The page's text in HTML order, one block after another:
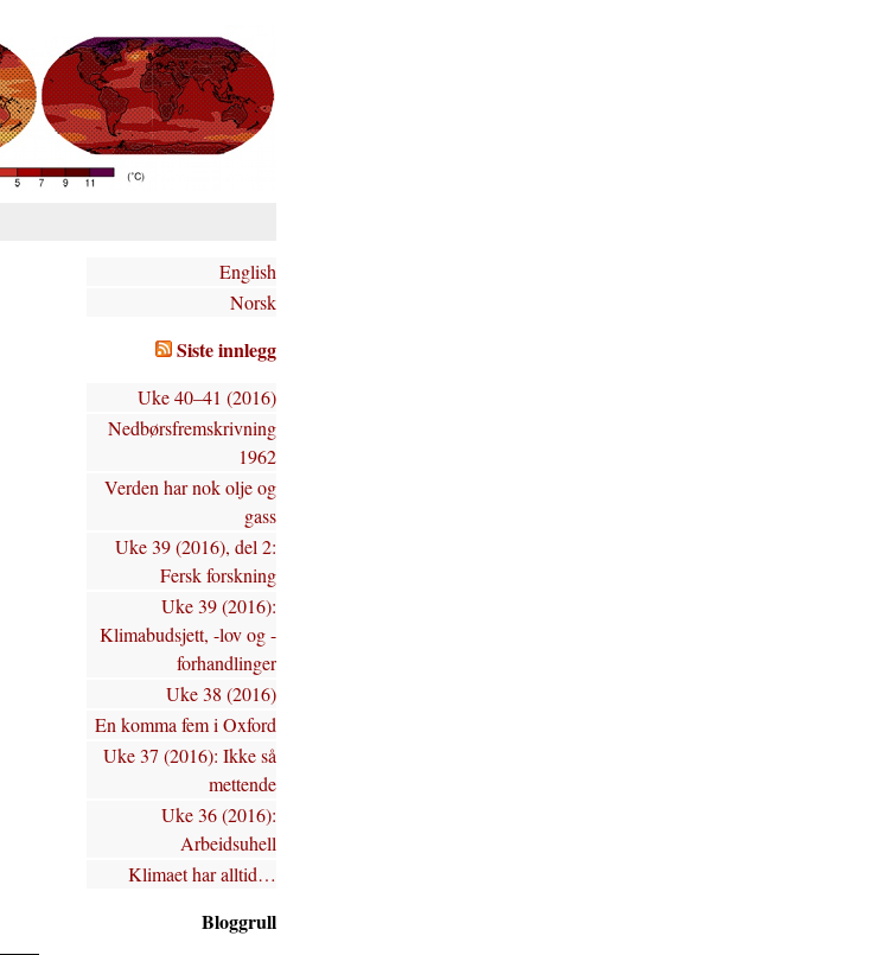
English
Norsk
Siste innlegg
Uke 40–41 (2016)
Nedbørsfremskrivning
1962
Verden har nok olje og
gass
Uke 39 (2016), del 2:
Fersk forskning
Uke 39 (2016):
Klimabudsjett, -lov og -
forhandlinger
Uke 38 (2016)
En komma fem i Oxford
Uke 37 (2016): Ikke så
mettende
Uke 36 (2016):
Arbeidsuhell
Klimaet har alltid…
Bloggrull